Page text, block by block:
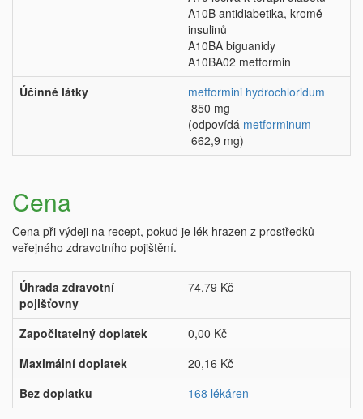
A10B antidiabetika, kromě
insulinů
A10BA biguanidy
A10BA02 metformin
Účinné látky
metformini hydrochloridum
850 mg
(odpovídá metforminum
662,9 mg)
Cena
Cena při výdeji na recept, pokud je lék hrazen z prostředků
veřejného zdravotního pojištění.
Úhrada zdravotní
pojišťovny
74,79 Kč
Započitatelný doplatek
0,00 Kč
Maximální doplatek
20,16 Kč
Bez doplatku
168 lékáren